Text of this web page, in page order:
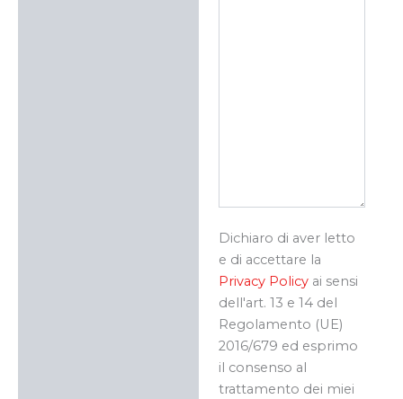
Dichiaro di aver letto
e di accettare la
Privacy Policyai sensi
dell'art. 13 e 14 del
Regolamento (UE)
2016/679 ed esprimo
il consenso al
trattamento dei miei